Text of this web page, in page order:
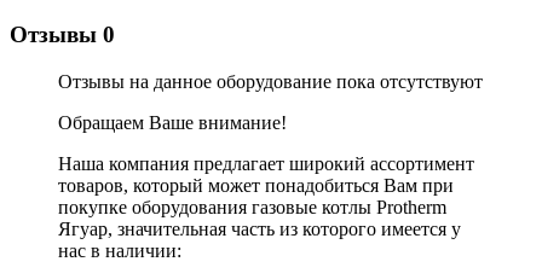
Отзывы 0
Отзывы на данное оборудование пока отсутствуют
Обращаем Ваше внимание!
Наша компания предлагает широкий ассортимент
товаров, который может понадобиться Вам при
покупке оборудования газовые котлы Protherm
Ягуар, значительная часть из которого имеется у
нас в наличии: